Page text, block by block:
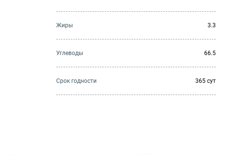
Жиры 3.3
Углеводы 66.5
Cрок годности 365 сут